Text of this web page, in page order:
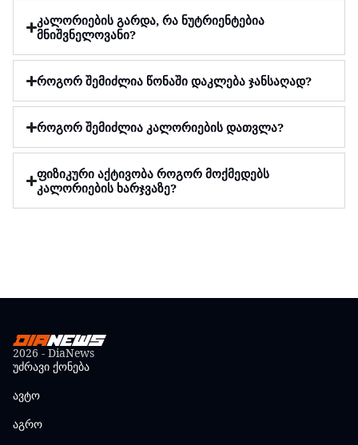
კალორიების გარდა, რა ნუტრიენტებია
მნიშვნელოვანი?
როგორ შემიძლია წონაში დაკლება ჯანსაღად?
როგორ შემიძლია კალორიების დათვლა?
ფიზიკური აქტივობა როგორ მოქმედებს
კალორიების ხარჯვაზე?
2026 - DiaNews
უძრავი ქონება
ავტო
აგრო